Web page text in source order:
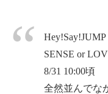
Hey!Say!JUMP
SENSE or
8/31 10:00頃
全然並んでな